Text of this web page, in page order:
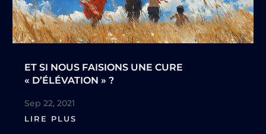
ET SI NOUS FAISIONS UNE CURE
« D’ÉLÉVATION » ?
Sep 22, 2021
LIRE PLUS